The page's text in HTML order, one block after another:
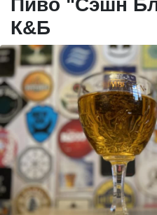
Пиво "Сэшн
К&Б